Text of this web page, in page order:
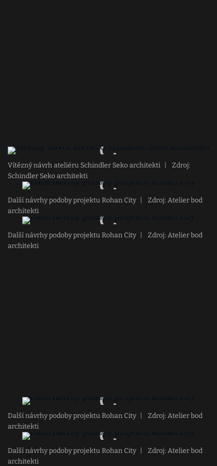
Vítězný návrh ateliéru Schindler Seko architekti
Zdroj:
Schindler Seko architekti
Další návrhy podoby projektu Rohan City
Zdroj: Atelier bod
architekti
Další návrhy podoby projektu Rohan City
Zdroj: Atelier bod
architekti
Další návrhy podoby projektu Rohan City
Zdroj: Atelier bod
architekti
Další návrhy podoby projektu Rohan City
Zdroj: Atelier bod
architekti